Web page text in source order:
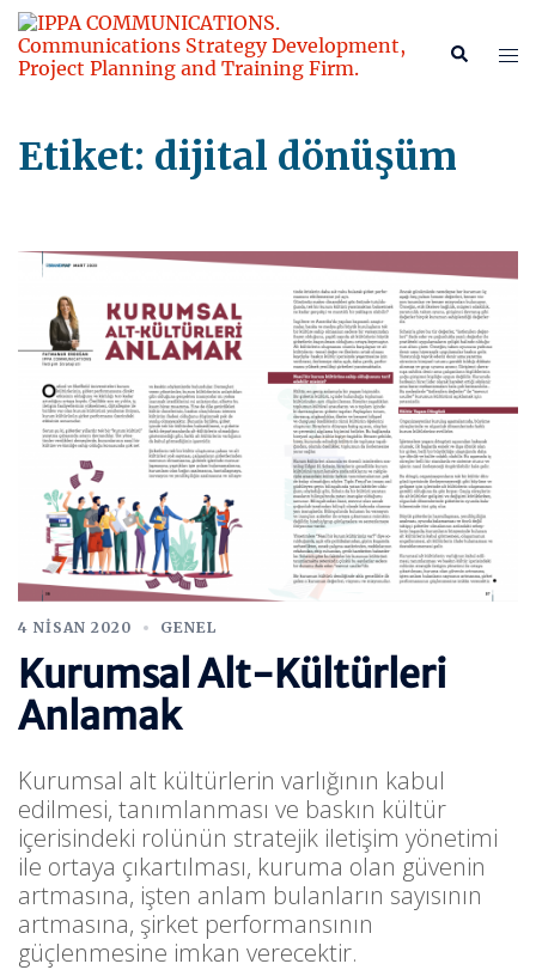
İçeriğe
atla
Search
Etiket: dijital dönüşüm
4 NISAN 2020 GENEL
Kurumsal Alt-Kültürleri
Anlamak
Kurumsal alt kültürlerin varlığının kabul
edilmesi, tanımlanması ve baskın kültür
içerisindeki rolünün stratejik iletişim yönetimi
ile ortaya çıkartılması, kuruma olan güvenin
artmasına, işten anlam bulanların sayısının
artmasına, şirket performansının
güçlenmesine imkan verecektir.